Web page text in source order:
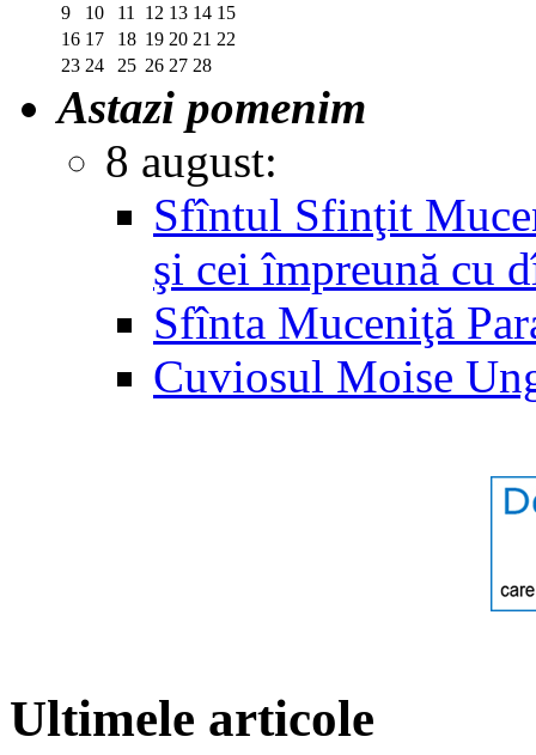
9
10 11 12 13 14 15
16 17 18 19 20 21 22
23 24 25 26 27 28
Astazi pomenim
8 august:
Sfîntul Sfinţit
şi cei împreună cu
Sfînta Muceniţă
Cuviosul Moise
Ultimele articole